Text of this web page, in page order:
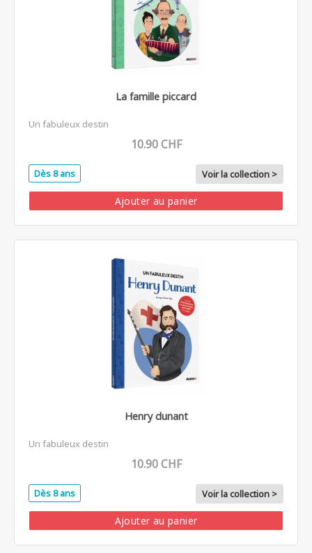
La famille piccard
Un fabuleux destin
10.90 CHF
Dès 8 ans Voir la collection >
Ajouter au panier
Henry dunant
Un fabuleux destin
10.90 CHF
Dès 8 ans Voir la collection >
Ajouter au panier